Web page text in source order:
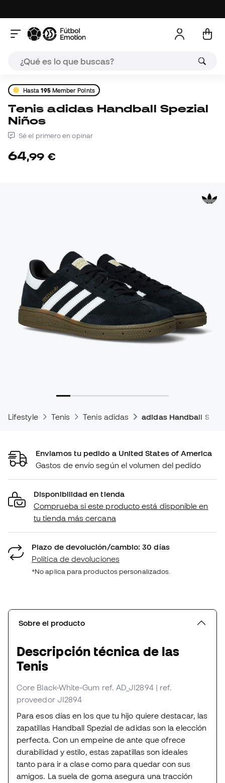
Hasta195Member Points
Tenis adidas Handball Spezial
Niños
Sé el primero en opinar
64,99 €
Lifestyle Tenis Tenis adidas adidas Handball
Enviamos tu pedido a United States of America
Gastos de envío según el volumen del pedido
Disponibilidad en tienda
Comprueba si este producto está disponible en
tu tienda más cercana
Plazo de devolución/cambio: 30 días
Política de devoluciones
*No aplica para productos personalizados.
Sobre el producto
Descripción técnica de las
Tenis
Core Black-White-Gum ref. AD_JI2894 | ref.
proveedor JI2894
Para esos días en los que tu hijo quiere destacar, las
zapatillas Handball Spezial de adidas son la elección
perfecta. Con un empeine de ante que ofrece
durabilidad y estilo, estas zapatillas son ideales
tanto para ir a clase como para quedar con sus
amigos. La suela de goma asegura una tracción